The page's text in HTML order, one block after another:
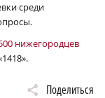
среди
нижегородцев
Поделиться